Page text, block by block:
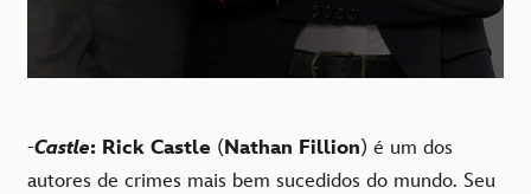
-Castle: Rick Castle (Nathan Fillion) é um dos
autores de crimes mais bem sucedidos do mundo. Seu